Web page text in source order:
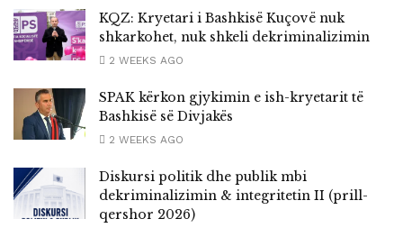
KQZ: Kryetari i Bashkisë Kuçovë nuk
shkarkohet, nuk shkeli dekriminalizimin
2 WEEKS AGO
SPAK kërkon gjykimin e ish-kryetarit të
Bashkisë së Divjakës
2 WEEKS AGO
Diskursi politik dhe publik mbi
dekriminalizimin & integritetin II (prill-
qershor 2026)